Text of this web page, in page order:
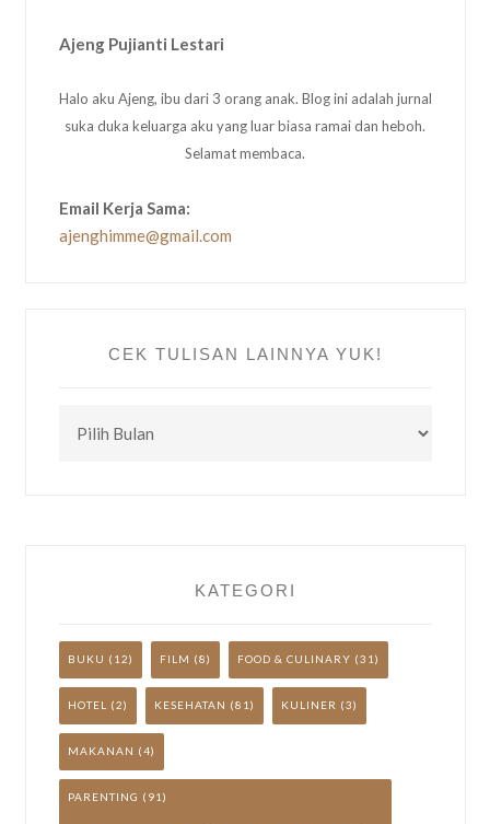
Ajeng Pujianti Lestari
Halo aku Ajeng, ibu dari 3 orang anak. Blog ini adalah jurnal
suka duka keluarga aku yang luar biasa ramai dan heboh.
Selamat membaca.
Email Kerja Sama:
ajenghimme@gmail.com
CEK TULISAN LAINNYA YUK!
TULISAN
KATEGORI
BUKU (12) FILM (8) FOOD & CULINARY (31)
HOTEL (2) KESEHATAN (81) KULINER (3)
MAKANAN (4)
PARENTING (91)